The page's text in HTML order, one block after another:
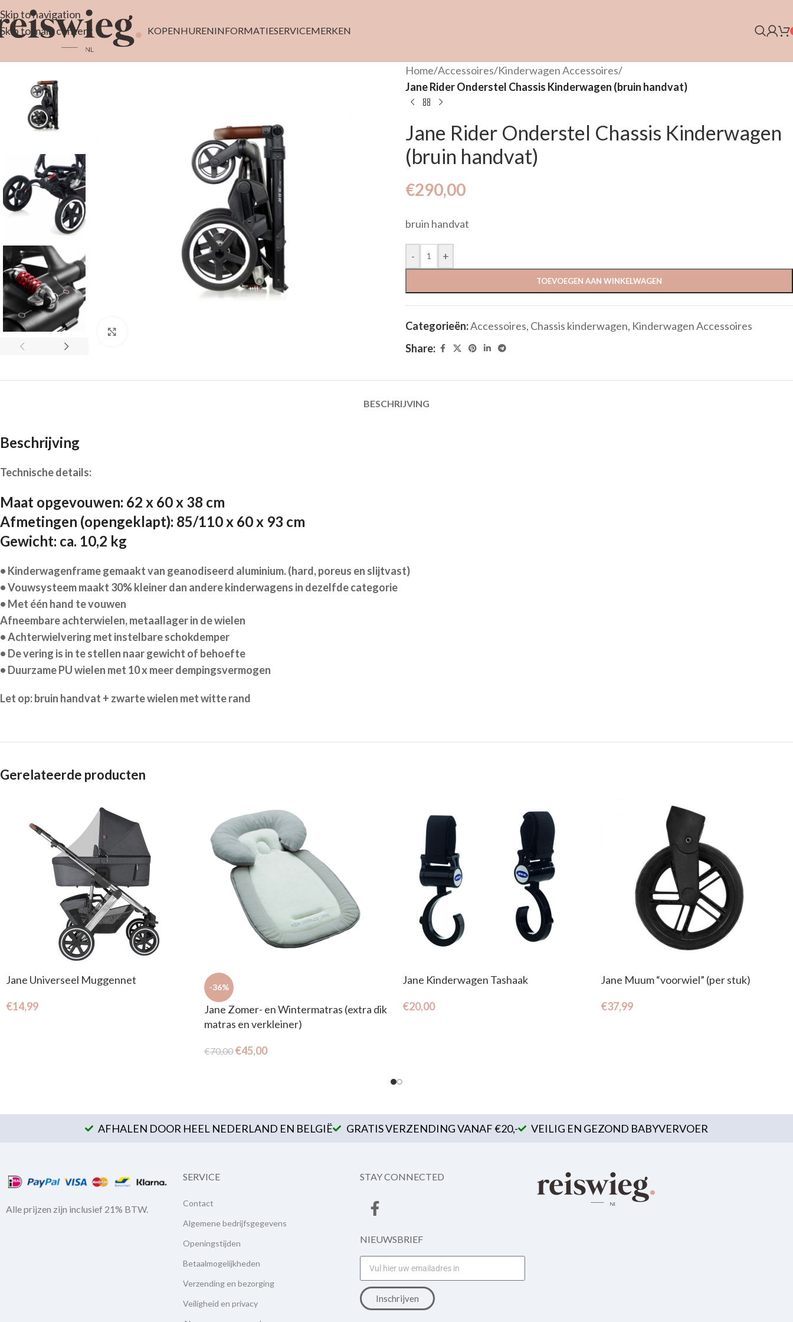
Skip to navigation
Skip to main content
KOPENHURENINFORMATIESERVICEMERKEN
Home/Accessoires/Kinderwagen Accessoires/
Jane Rider Onderstel Chassis Kinderwagen (bruin handvat)
Jane Rider Onderstel Chassis Kinderwagen
(bruin handvat)
€290,00
bruin handvat
- +
TOEVOEGEN AAN WINKELWAGEN
Categorieën:Accessoires, Chassis kinderwagen, Kinderwagen Accessoires
Share:
BESCHRIJVING
Beschrijving
Technische details:
Maat opgevouwen: 62 x 60 x 38 cm
Afmetingen (opengeklapt): 85/110 x 60 x 93 cm
Gewicht: ca. 10,2 kg
• Kinderwagenframe gemaakt van geanodiseerd aluminium. (hard, poreus en slijtvast)
• Vouwsysteem maakt 30% kleiner dan andere kinderwagens in dezelfde categorie
• Met één hand te vouwen
Afneembare achterwielen, metaallager in de wielen
• Achterwielvering met instelbare schokdemper
• De vering is in te stellen naar gewicht of behoefte
• Duurzame PU wielen met 10 x meer dempingsvermogen
Let op: bruin handvat + zwarte wielen met witte rand
Gerelateerde producten
Jane Universeel Muggennet
€14,99
-36%
Jane Zomer- en Wintermatras (extra dik
matras en verkleiner)
€70,00 €45,00
Jane Kinderwagen Tashaak
€20,00
Jane Muum “voorwiel” (per stuk)
€37,99
AFHALEN DOOR HEEL NEDERLAND EN BELGIË GRATIS VERZENDING VANAF €20,- VEILIG EN GEZOND BABYVERVOER
Alle prijzen zijn inclusief 21% BTW.
SERVICE
Contact
Algemene bedrijfsgegevens
Openingstijden
Betaalmogelijkheden
Verzending en bezorging
Veiligheid en privacy
STAY CONNECTED
NIEUWSBRIEF
Inschrijven